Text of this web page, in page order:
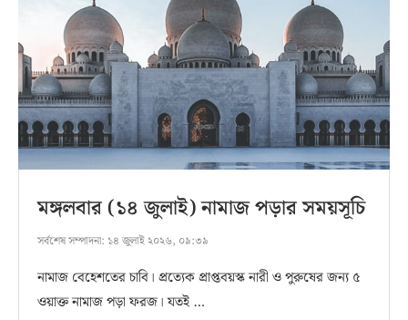
মঙ্গলবার (১৪ জুলাই) নামাজ পড়ার সময়সূচি
সর্বশেষ সম্পাদনা: ১৪ জুলাই ২০২৬, ০৯:৩৯
নামাজ বেহেশতের চাবি। প্রত্যেক প্রাপ্তবয়স্ক নারী ও পুরুষের জন্য ৫
ওয়াক্ত নামাজ পড়া ফরজ। যতই …